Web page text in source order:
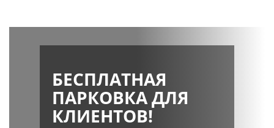
БЕСПЛАТНАЯ
ПАРКОВКА ДЛЯ
КЛИЕНТОВ!